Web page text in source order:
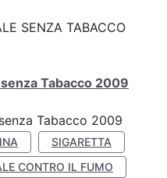
SENZA TABACCO
Tabacco 2009
Tabacco 2009
SIGARETTA
CONTRO IL FUMO